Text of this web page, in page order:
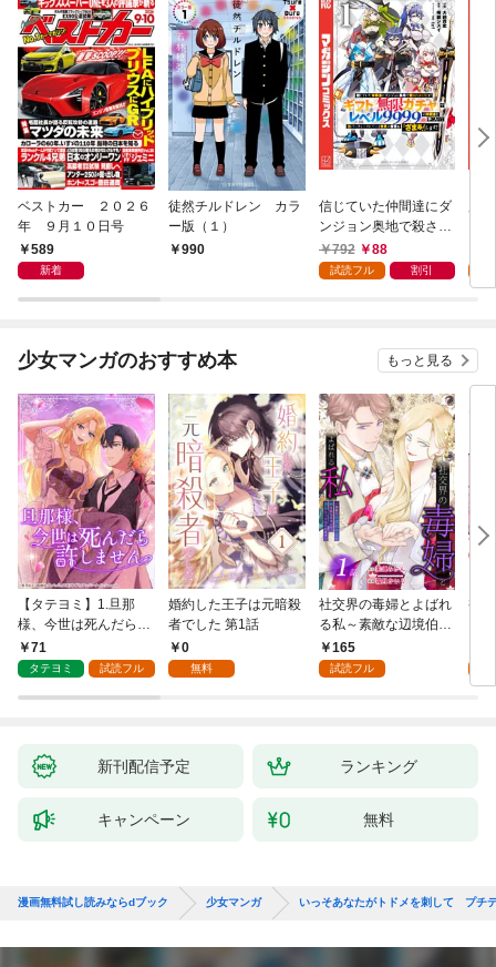
ベストカー ２０２６
年 ９月１０日号
589
新着
徒然チルドレン カラ
ー版（１）
990
信じていた仲間達にダ
ンジョン奥地で殺され
かけたがギフト『無限
ガチャ』でレベル９９
『ざまぁ！』します！
792 88
試読フル 割引
少女マンガのおすすめ本 もっと見る
【タテヨミ】1.旦那
様、今世は死んだら許
しません
71
タテヨミ 試読フル
婚約した王子は元暗殺
者でした 第1話
0
無料
社交界の毒婦とよばれ
る私～素敵な辺境伯令
息に腕を折られたの
で、責任とってもらい
165
試読フル
視
新刊配信予定 ランキング
キャンペーン 無料
漫画無料試し読みならdブック 少女マンガ いっそあなたがトドメを刺して プチ